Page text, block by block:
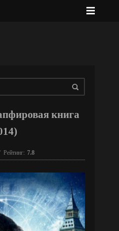
книга
Рейтинг: 7.8